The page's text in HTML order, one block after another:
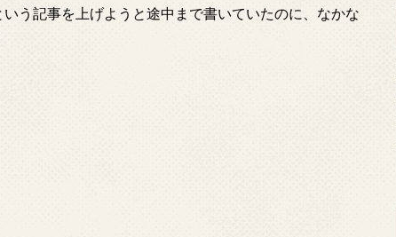
う記事を上げようと途中まで書いていたのに、なかな